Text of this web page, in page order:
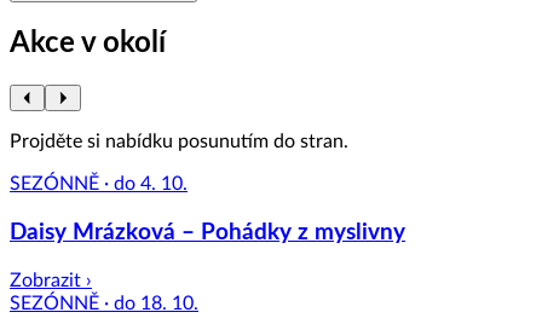
Akce v okolí
Projděte si nabídku posunutím do stran.
SEZÓNNĚ · do 4. 10.
Daisy Mrázková – Pohádky z myslivny
Zobrazit ›
SEZÓNNĚ · do 18. 10.